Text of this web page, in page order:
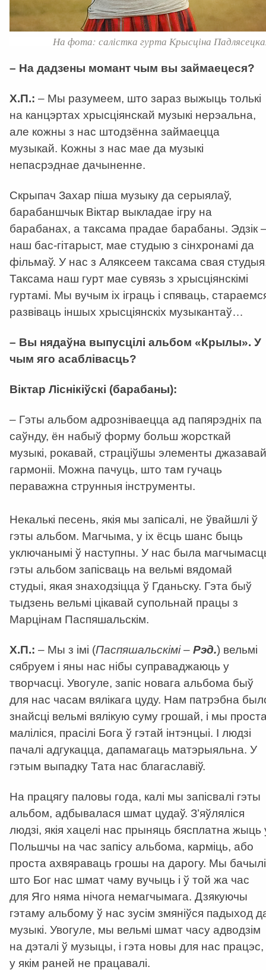
На фота: салістка гурта Крысціна
– На дадзены момант чым вы займаецеся?
Х.П.: – Мы разумеем, што зараз выжыць толькі
на канцэртах хрысціянскай музыкі нерэальна,
але кожны з нас штодзённа займаецца
музыкай. Кожны з нас мае да музыкі
непасрэднае дачыненне.
Скрыпач Захар піша музыку да серыялаў,
барабаншчык Віктар выкладае ігру на
барабанах, а таксама прадае барабаны. Эдзік
наш бас-гітарыст, мае студыю з сінхронамі да
фільмаў. У нас з Аляксеем таксама свая
Таксама наш гурт мае сувязь з хрысціянскімі
гуртамі. Мы вучым іх іграць і спяваць,
развіваць іншых хрысціянскіх музыкантаў…
– Вы нядаўна выпусцілі альбом «Крылы». У
чым яго асаблівасць?
Віктар Ліснікіўскі (барабаны):
– Гэты альбом адрозніваецца ад папярэдніх па
саўнду, ён набыў форму больш жорсткай
музыкі, рокавай, страціўшы элементы джазавай
гармоніі. Можна пачуць, што там гучаць
пераважна струнныя інструменты.
Некалькі песень, якія мы запісалі, не ўвайшлі ў
гэты альбом. Магчыма, у іх ёсць шанс быць
уключанымі ў наступны. У нас была
гэты альбом запісваць на вельмі вядомай
студыі, якая знаходзіцца ў Гданьску. Гэта быў
тыдзень вельмі цікавай супольнай працы з
Марцінам Паспяшальскім.
Х.П.: – Мы з імі (Паспяшальскімі – Рэд.) вельмі
сябруем і яны нас нібы суправаджаюць у
творчасці. Увогуле, запіс новага альбома быў
для нас часам вялікага цуду. Нам патрэбна
знайсці вельмі вялікую суму грошай, і мы
маліліся, прасілі Бога ў гэтай інтэнцыі. І людзі
пачалі адгукацца, дапамагаць матэрыяльна. У
гэтым выпадку Тата нас благаславіў.
На працягу паловы года, калі мы запісвалі гэты
альбом, адбывалася шмат цудаў. З’яўляліся
людзі, якія хацелі нас прыняць бясплатна жыць
Польшчы на час запісу альбома, карміць, або
проста ахвяраваць грошы на дарогу. Мы
што Бог нас шмат чаму вучыць і ў той жа час
для Яго няма нічога немагчымага. Дзякуючы
гэтаму альбому ў нас зусім змяніўся падыход
музыкі. Увогуле, мы вельмі шмат часу адводзім
на дэталі ў музыцы, і гэта новы для нас працэс,
у якім раней не працавалі.